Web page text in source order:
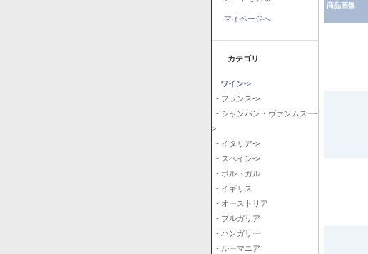
マイページへ
カテゴリ
ワイン->
- フランス->
- シャンパン・ヴァンムスー-
>
- イタリア->
- スペイン->
- ポルトガル
- イギリス
- オーストリア
- ブルガリア
- ハンガリー
- ルーマニア
商品画像